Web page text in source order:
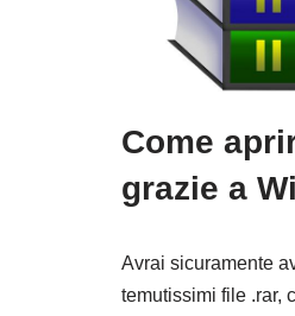
Come
grazie a
Avrai sicuramente
temutissimi file .rar,